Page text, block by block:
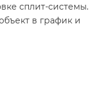
сплит-системы.
в график и